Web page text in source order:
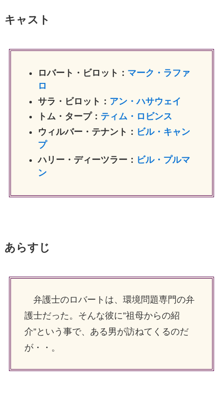
キャスト
ロバート・ビロット： マーク・ラファ
ロ
サラ・ビロット： アン・ハサウェイ
トム・タープ： ティム・ロビンス
ウィルバー・テナント： ビル・キャン
プ
ハリー・ディーツラー： ビル・プルマ
ン
あらすじ
弁護士のロバートは、環境問題専門の弁
護士だった。そんな彼に”祖母からの紹
介”という事で、ある男が訪ねてくるのだ
が・・。